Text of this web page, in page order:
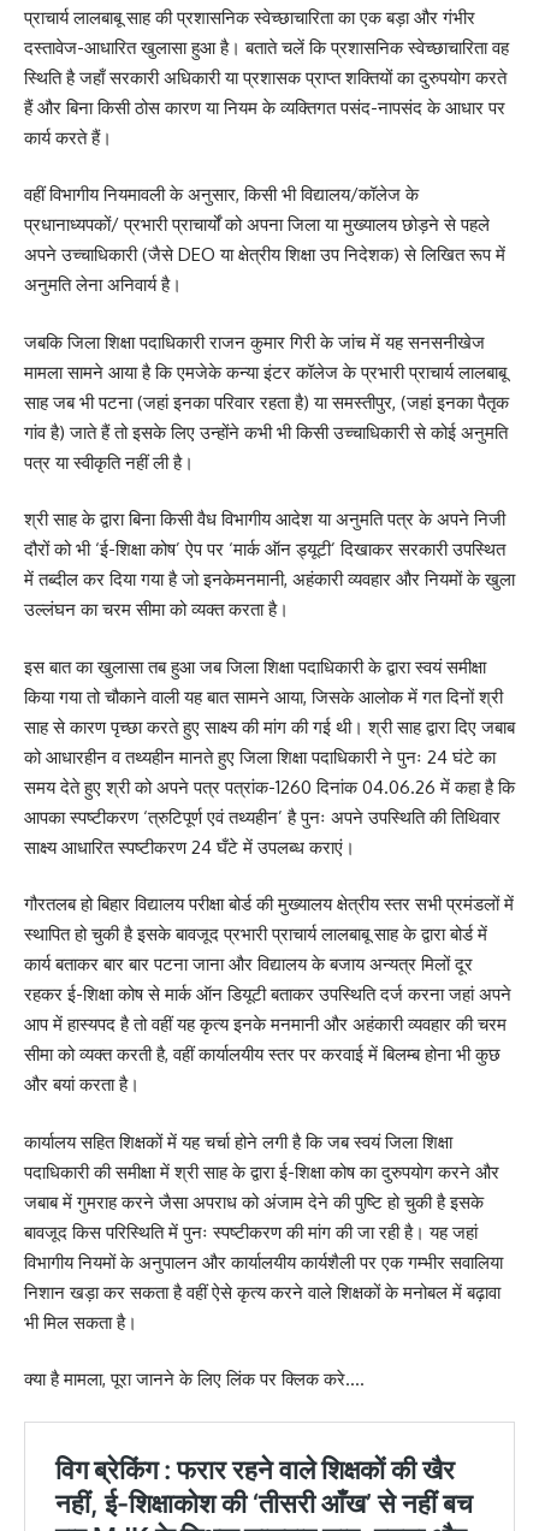
प्राचार्य लालबाबू साह की प्रशासनिक स्वेच्छाचारिता का एक बड़ा और गंभीर
दस्तावेज-आधारित खुलासा हुआ है। बताते चलें कि प्रशासनिक स्वेच्छाचारिता वह
स्थिति है जहाँ सरकारी अधिकारी या प्रशासक प्राप्त शक्तियों का दुरुपयोग करते
हैं और बिना किसी ठोस कारण या नियम के व्यक्तिगत पसंद-नापसंद के आधार पर
कार्य करते हैं।
वहीं विभागीय नियमावली के अनुसार, किसी भी विद्यालय/कॉलेज के
प्रधानाध्यपकों/ प्रभारी प्राचार्यों को अपना जिला या मुख्यालय छोड़ने से पहले
अपने उच्चाधिकारी (जैसे DEO या क्षेत्रीय शिक्षा उप निदेशक) से लिखित रूप में
अनुमति लेना अनिवार्य है।
जबकि जिला शिक्षा पदाधिकारी राजन कुमार गिरी के जांच में यह सनसनीखेज
मामला सामने आया है कि एमजेके कन्या इंटर कॉलेज के प्रभारी प्राचार्य लालबाबू
साह जब भी पटना (जहां इनका परिवार रहता है) या समस्तीपुर, (जहां इनका पैतृक
गांव है) जाते हैं तो इसके लिए उन्होंने कभी भी किसी उच्चाधिकारी से कोई अनुमति
पत्र या स्वीकृति नहीं ली है।
श्री साह के द्वारा बिना किसी वैध विभागीय आदेश या अनुमति पत्र के अपने निजी
दौरों को भी ‘ई-शिक्षा कोष’ ऐप पर ‘मार्क ऑन ड्यूटी’ दिखाकर सरकारी उपस्थित
में तब्दील कर दिया गया है जो इनकेमनमानी, अहंकारी व्यवहार और नियमों के खुला
उल्लंघन का चरम सीमा को व्यक्त करता है।
इस बात का खुलासा तब हुआ जब जिला शिक्षा पदाधिकारी के द्वारा स्वयं समीक्षा
किया गया तो चौकाने वाली यह बात सामने आया, जिसके आलोक में गत दिनों श्री
साह से कारण पृच्छा करते हुए साक्ष्य की मांग की गई थी। श्री साह द्वारा दिए जबाब
को आधारहीन व तथ्यहीन मानते हुए जिला शिक्षा पदाधिकारी ने पुनः 24 घंटे का
समय देते हुए श्री को अपने पत्र पत्रांक-1260 दिनांक 04.06.26 में कहा है कि
आपका स्पष्टीकरण ‘त्रुटिपूर्ण एवं तथ्यहीन’ है पुनः अपने उपस्थिति की तिथिवार
साक्ष्य आधारित स्पष्टीकरण 24 घँटे में उपलब्ध कराएं।
गौरतलब हो बिहार विद्यालय परीक्षा बोर्ड की मुख्यालय क्षेत्रीय स्तर सभी प्रमंडलों में
स्थापित हो चुकी है इसके बावजूद प्रभारी प्राचार्य लालबाबू साह के द्वारा बोर्ड में
कार्य बताकर बार बार पटना जाना और विद्यालय के बजाय अन्यत्र मिलों दूर
रहकर ई-शिक्षा कोष से मार्क ऑन डियूटी बताकर उपस्थिति दर्ज करना जहां अपने
आप में हास्यपद है तो वहीं यह कृत्य इनके मनमानी और अहंकारी व्यवहार की चरम
सीमा को व्यक्त करती है, वहीं कार्यालयीय स्तर पर करवाई में बिलम्ब होना भी कुछ
और बयां करता है।
कार्यालय सहित शिक्षकों में यह चर्चा होने लगी है कि जब स्वयं जिला शिक्षा
पदाधिकारी की समीक्षा में श्री साह के द्वारा ई-शिक्षा कोष का दुरुपयोग करने और
जबाब में गुमराह करने जैसा अपराध को अंजाम देने की पुष्टि हो चुकी है इसके
बावजूद किस परिस्थिति में पुनः स्पष्टीकरण की मांग की जा रही है। यह जहां
विभागीय नियमों के अनुपालन और कार्यालयीय कार्यशैली पर एक गम्भीर सवालिया
निशान खड़ा कर सकता है वहीं ऐसे कृत्य करने वाले शिक्षकों के मनोबल में बढ़ावा
भी मिल सकता है।
क्या है मामला, पूरा जानने के लिए लिंक पर क्लिक करे….